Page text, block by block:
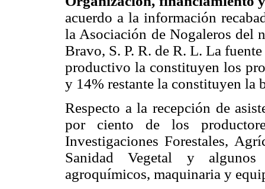
acuerdo a la información
la Asociación de Nogaleros del
Bravo, S. P. R. de R. L. La
productivo la constituyen los
y 14% restante la constituyen la
Respecto a la recepción de
por ciento de los
Investigaciones Forestales,
Sanidad Vegetal y algunos
agroquímicos, maquinaria y